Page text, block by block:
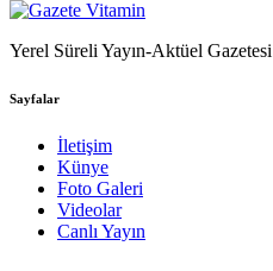
Yerel Süreli Yayın-Aktüel Gazetesi
Sayfalar
İletişim
Künye
Foto Galeri
Videolar
Canlı Yayın